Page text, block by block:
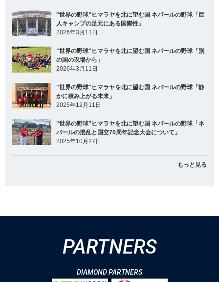
"世界の野球"ヒマラヤを北に望む国 ネパールの野球「巨
人キャンプの足元にある国際性」
2026年3月11日
"世界の野球"ヒマラヤを北に望む国 ネパールの野球「別
の国の現場から」
2026年3月11日
"世界の野球"ヒマラヤを北に望む国 ネパールの野球「静
かに積み上がる未来」
2025年12月11日
"世界の野球"ヒマラヤを北に望む国 ネパールの野球「ネ
パールの混乱と国交70周年記念大会について」
2025年10月27日
もっと見る
PARTNERS
DIAMOND PARTNERS